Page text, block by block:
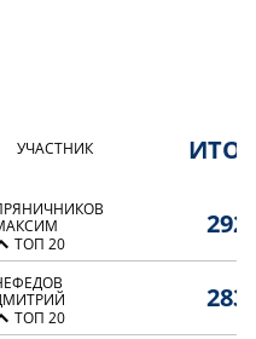
УЧАСТНИК
ТОП 20
ТОП 20